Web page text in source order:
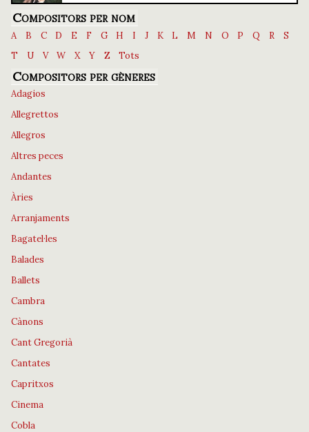
Compositors per nom
A B C D E F G H I J K L M N O P Q R
S
T
U V W X Y Z Tots
Compositors per gèneres
Adagios
Allegrettos
Allegros
Altres peces
Andantes
Àries
Arranjaments
Bagatel·les
Balades
Ballets
Cambra
Cànons
Cant Gregorià
Cantates
Capritxos
Cinema
Cobla